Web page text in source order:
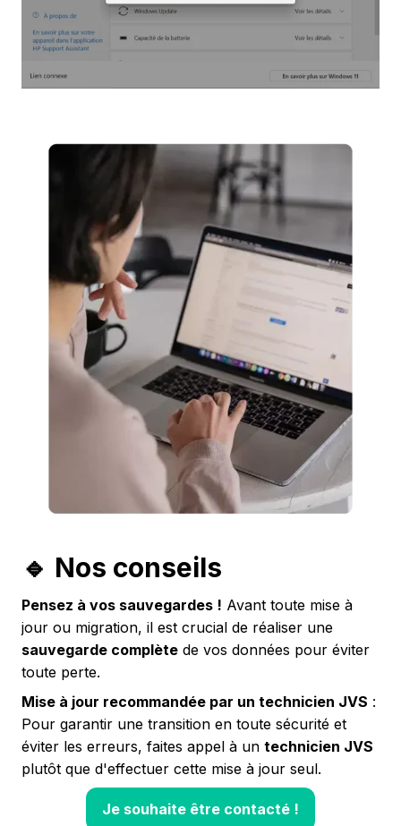
🔹 Nos conseils
Pensez à vos sauvegardes ! Avant toute mise à
jour ou migration, il est crucial de réaliser une
sauvegarde complète de vos données pour éviter
toute perte.
Mise à jour recommandée par un technicien JVS :
Pour garantir une transition en toute sécurité et
éviter les erreurs, faites appel à un technicien JVS
plutôt que d'effectuer cette mise à jour seul.
Je souhaite être contacté !